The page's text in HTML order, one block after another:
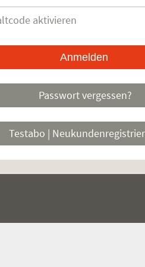
aktivieren
Passwort vergessen?
Testabo |